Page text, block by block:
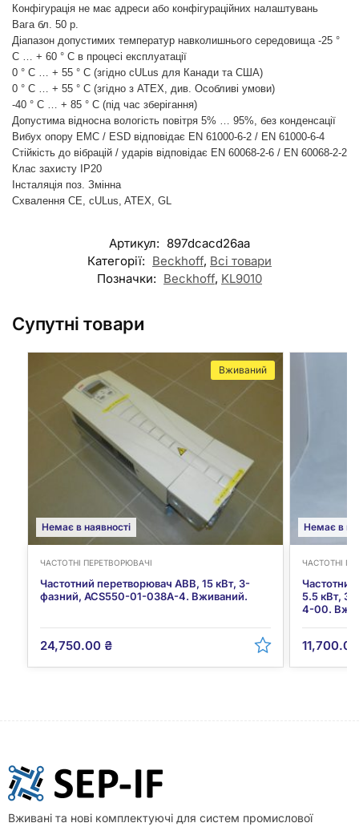
Конфігурація не має адреси або конфігураційних налаштувань
Вага бл. 50 р.
Діапазон допустимих температур навколишнього середовища -25 °
C … + 60 ° C в процесі експлуатації
0 ° C … + 55 ° C (згідно cULus для Канади та США)
0 ° C … + 55 ° C (згідно з ATEX, див. Особливі умови)
-40 ° C … + 85 ° C (під час зберігання)
Допустима відносна вологість повітря 5% … 95%, без конденсації
Вибух опору ЕМС / ESD відповідає EN 61000-6-2 / EN 61000-6-4
Стійкість до вібрацій / ударів відповідає EN 60068-2-6 / EN 60068-2-2
Клас захисту IP20
Інсталяція поз. Змінна
Схвалення CE, cULus, ATEX, GL
Артикул: 897dcacd26aa
Категорії: Beckhoff, Всі товари
Позначки: Beckhoff, KL9010
Супутні товари
Немає в наявності
Вживаний
ЧАСТОТНІ ПЕРЕТВОРЮВАЧІ
Частотний перетворювач ABB, 15 кВт, 3-
фазний, ACS550-01-038A-4. Вживаний.
24,750.00 ₴
Немає в
ЧАСТОТНІ
Частотний
5.5 кВт,
4-00.
Вживані та нові комплектуючі для систем промислової